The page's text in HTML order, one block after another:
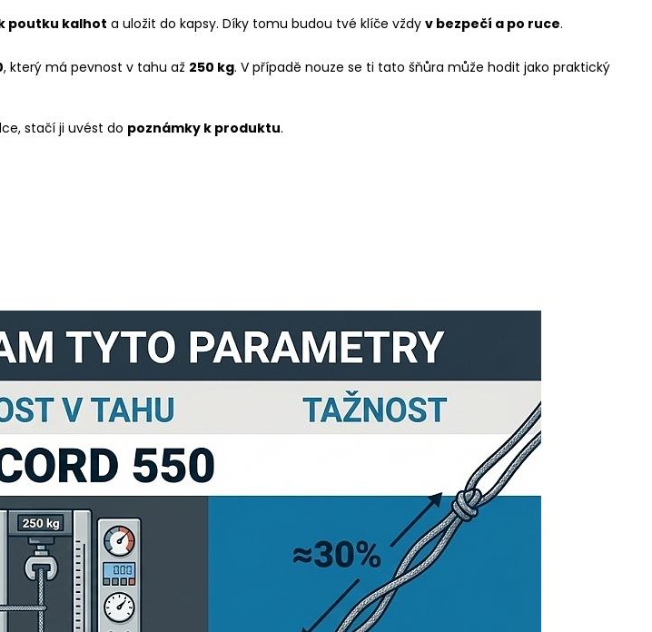
poutku kalhot a uložit do kapsy. Díky tomu budou tvé klíče vždy v bezpečí a po ruce.
, který má pevnost v tahu až 250 kg. V případě nouze se ti tato šňůra může hodit jako praktický
stačí ji uvést do poznámky k produktu.